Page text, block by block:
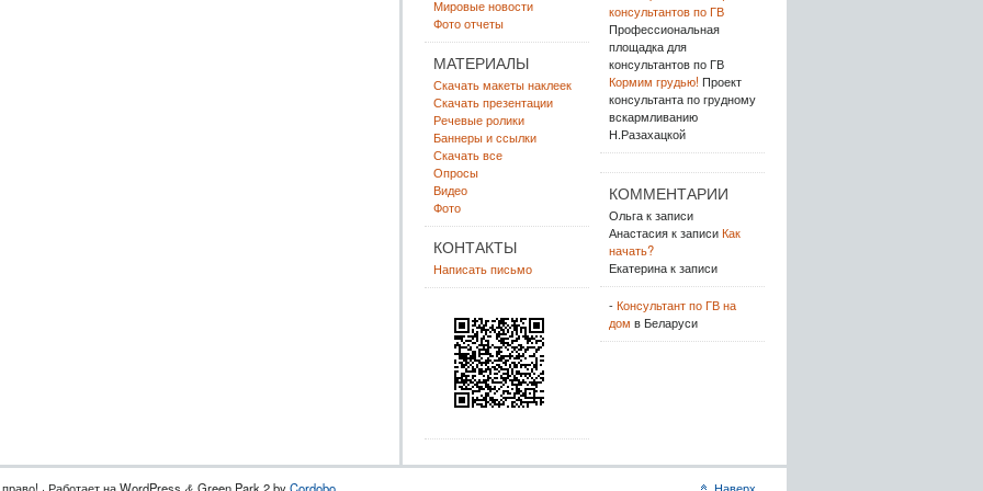
Мировые новости
Фото отчеты
МАТЕРИАЛЫ
Скачать макеты наклеек
Скачать презентации
Речевые ролики
Баннеры и ссылки
Скачать все
Опросы
Видео
Фото
КОНТАКТЫ
Написать письмо
консультантов по ГВ
Профессиональная
площадка для
консультантов по ГВ
Кормим грудью! Проект
консультанта по грудному
вскармливанию
Н.Разахацкой
КОММЕНТАРИИ
Ольгак записи
Анастасияк записи Как
начать?
Екатеринак записи
- Консультант по ГВ на
дом в Беларуси
Наверх
· Работает на WordPress Green Park 2 byCordobo.